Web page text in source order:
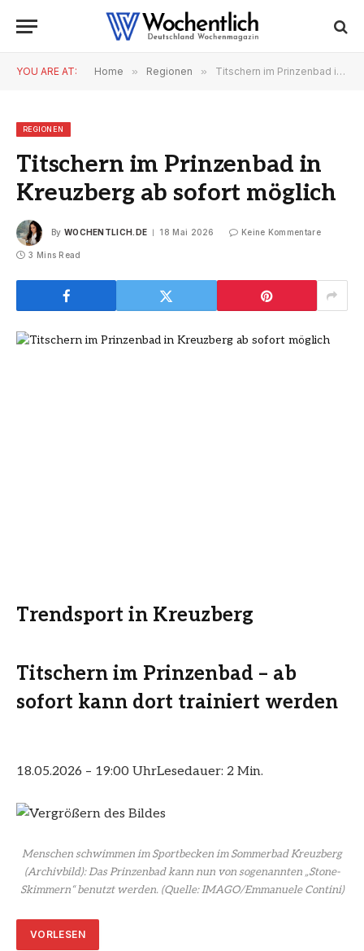
YOU ARE AT: Home » Regionen » Titschern im Prinzenbad in Kreuzberg ab sofort möglich
REGIONEN
Titschern im Prinzenbad in
Kreuzberg ab sofort möglich
By WOCHENTLICH.DE 18 Mai 2026 Keine Kommentare
3 Mins Read
Trendsport in Kreuzberg
Titschern im Prinzenbad – ab
sofort kann dort trainiert werden
18.05.2026 – 19:00 UhrLesedauer: 2 Min.
Menschen schwimmen im Sportbecken im Sommerbad Kreuzberg
(Archivbild): Das Prinzenbad kann nun von sogenannten „Stone-
Skimmern“ benutzt werden.(Quelle: IMAGO/Emmanuele Contini)
VORLESEN